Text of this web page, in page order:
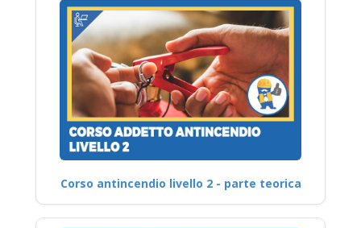
Corso antincendio livello 2 - parte teorica